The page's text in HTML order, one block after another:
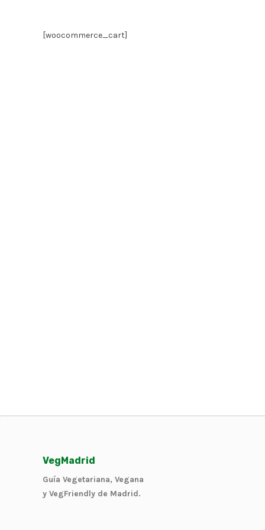
[woocommerce_cart]
VegMadrid
Guía Vegetariana, Vegana
y VegFriendly de Madrid.